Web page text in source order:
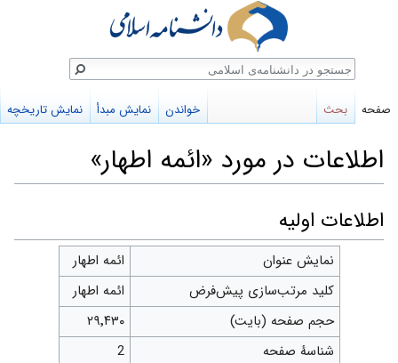
اطلاعات در مورد «ائمه اطهار»
پرش
به
پرش
به
اطلاعات اولیه
نمایش عنوان
ائمه اطهار
کلید مرتب‌سازی پیش‌فرض
ائمه اطهار
حجم صفحه (بایت)
۲۹٬۴۳۰
شناسهٔ صفحه
2
صفحه بحث خواندن نمایش مبدأ نمایش تاریخچه
جستجو